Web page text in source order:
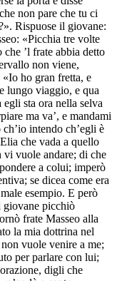
non pare che tu ci
Rispuose il giovane:
«Picchia tre volte
che ’l frate abbia detto
non viene,
ho gran fretta, e
lungo viaggio, e qua
sta ora nella selva
ma va’, e mandami
intendo ch’egli è
che vada a quello
vi vuole andare; di che
a colui; imperò
se dicea come era
esempio. E però
giovane picchiò
frate Masseo alla
la mia dottrina nel
vuole venire a me;
per parlare con lui;
digli che